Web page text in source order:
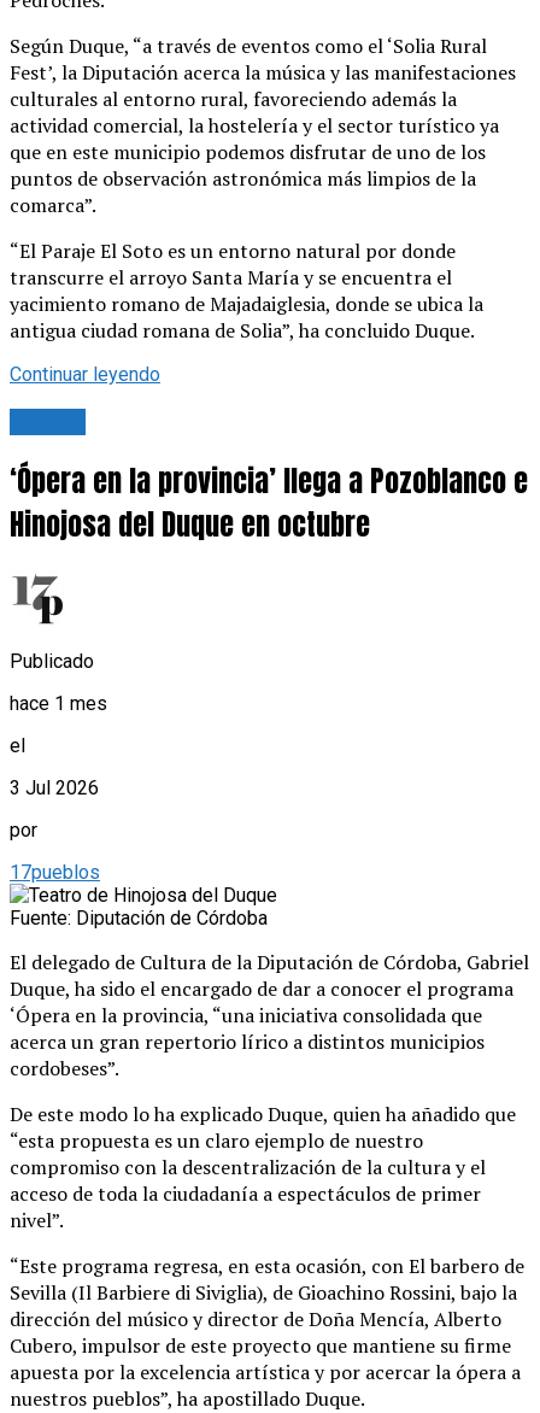
Según Duque, “a través de eventos como el ‘Solia Rural
Fest’, la Diputación acerca la música y las manifestaciones
culturales al entorno rural, favoreciendo además la
actividad comercial, la hostelería y el sector turístico ya
que en este municipio podemos disfrutar de uno de los
puntos de observación astronómica más limpios de la
comarca”.
“El Paraje El Soto es un entorno natural por donde
transcurre el arroyo Santa María y se encuentra el
yacimiento romano de Majadaiglesia, donde se ubica la
antigua ciudad romana de Solia”, ha concluido Duque.
Continuar leyendo
‘Ópera en la provincia’ llega a Pozoblanco e
Hinojosa del Duque en octubre
Publicado
hace 1 mes
el
3 Jul 2026
por
17pueblos
Fuente: Diputación de Córdoba
El delegado de Cultura de la Diputación de Córdoba, Gabriel
Duque, ha sido el encargado de dar a conocer el programa
‘Ópera en la provincia, “una iniciativa consolidada que
acerca un gran repertorio lírico a distintos municipios
cordobeses”.
De este modo lo ha explicado Duque, quien ha añadido que
“esta propuesta es un claro ejemplo de nuestro
compromiso con la descentralización de la cultura y el
acceso de toda la ciudadanía a espectáculos de primer
nivel”.
“Este programa regresa, en esta ocasión, con El barbero de
Sevilla (Il Barbiere di Siviglia), de Gioachino Rossini, bajo la
dirección del músico y director de Doña Mencía, Alberto
Cubero, impulsor de este proyecto que mantiene su firme
apuesta por la excelencia artística y por acercar la ópera a
nuestros pueblos”, ha apostillado Duque.